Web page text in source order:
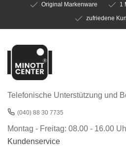
Original Markenware
1
zufriedene
Telefonische Unterstützung und
(040) 88 30 7735
Montag - Freitag: 08.00 - 16.00
Kundenservice